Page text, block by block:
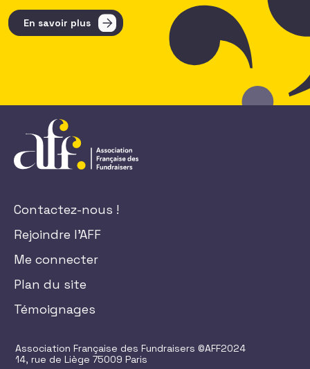
En savoir plus
Contactez-nous !
Rejoindre l'AFF
Me connecter
Plan du site
Témoignages
Association Française des Fundraisers ©AFF2024
14, rue de Liège 75009 Paris